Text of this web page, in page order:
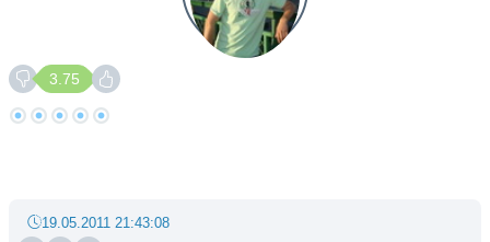
3.75
19.05.2011 21:43:08